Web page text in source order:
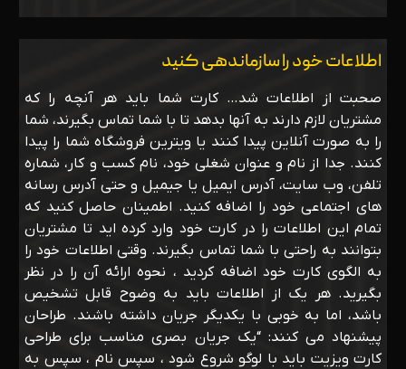
اطلاعات خود را سازماندهی کنید
صحبت از اطلاعات شد… کارت شما باید هر آنچه را که
مشتریان لازم دارند به آنها بدهد تا با شما تماس بگیرند، شما
را به صورت آنلاین پیدا کنند یا ویترین فروشگاه شما را پیدا
کنند. جدا از نام و عنوان شغلی خود، نام کسب و کار، شماره
تلفن، وب سایت، آدرس ایمیل یا جیمیل و حتی آدرس رسانه
های اجتماعی خود را اضافه کنید. اطمینان حاصل کنید که
تمام این اطلاعات را در کارت خود وارد کرده اید تا مشتریان
بتوانند به راحتی با شما تماس بگیرند. وقتی اطلاعات خود را
به الگوی کارت خود اضافه کردید ، نحوه ارائه آن را در نظر
بگیرید. هر یک از اطلاعات باید به وضوح قابل تشخیص
باشد، اما به خوبی با یکدیگر جریان داشته باشند. طراحان
پیشنهاد می کنند: “یک جریان بصری مناسب برای طراحی
کارت ویزیت باید با لوگو شروع شود ، سپس نام ، سپس به